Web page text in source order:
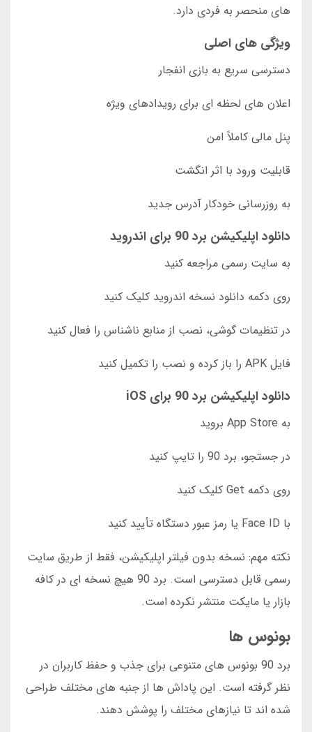
های منحصر به فردی دارد.
ویژگی های اصلی
دسترسی سریع به بازی انفجار
اعلان های لحظه ای برای رویدادهای ویژه
پنل مالی کاملاً امن
قابلیت ورود با اثر انگشت
به روزرسانی خودکار آدرس جدید
دانلود اپلیکیشن برد 90 برای اندروید
به سایت رسمی مراجعه کنید
روی دکمه دانلود نسخه اندروید کلیک کنید
در تنظیمات گوشی، نصب از منابع ناشناس را فعال کنید
فایل APK را باز کرده و نصب را تکمیل کنید
دانلود اپلیکیشن برد 90 برای iOS
به App Store بروید
در جستجو، برد 90 را تایپ کنید
روی دکمه Get کلیک کنید
با Face ID یا رمز عبور دستگاه تأیید کنید
نکته مهم: نسخه بدون فیلتر اپلیکیشن، فقط از طریق سایت
رسمی قابل دسترسی است. برد 90 هیچ نسخه ای در کافه
بازار یا مایکت منتشر نکرده است.
بونوس ها
برد 90 بونوس های متنوعی برای جذب و حفظ کاربران در
نظر گرفته است. این پاداش ها از جنبه های مختلف طراحی
شده اند تا نیازهای مختلف را پوشش دهند.